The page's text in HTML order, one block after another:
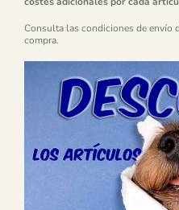
Consulta las condiciones de envío
compra.